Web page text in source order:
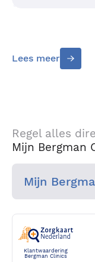
Lees meer
Regel alles
Mijn Bergman
Mijn
Klantwaardering
Bergman Clinics